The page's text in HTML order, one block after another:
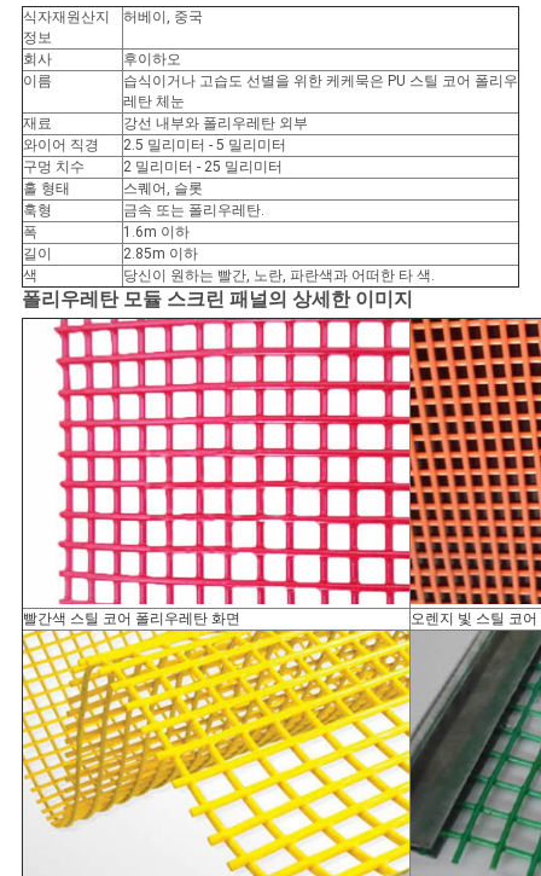
PRIVACY
POLICY
식자재원산지
정보
허베이, 중국
회사
후이하오
이름
습식이거나 고습도 선별을 위한 케케묵은 PU 스틸 코어 폴리우
레탄 체눈
재료
강선 내부와 폴리우레탄 외부
와이어 직경
2.5 밀리미터 - 5 밀리미터
구멍 치수
2 밀리미터 - 25 밀리미터
홀 형태
스퀘어, 슬롯
훅형
금속 또는 폴리우레탄.
폭
1.6m 이하
길이
2.85m 이하
색
당신이 원하는 빨간, 노란, 파란색과 어떠한 타 색.
폴리우레탄 모듈 스크린 패널의 상세한 이미지
빨간색 스틸 코어 폴리우레탄 화면 오렌지 빛 스틸 코